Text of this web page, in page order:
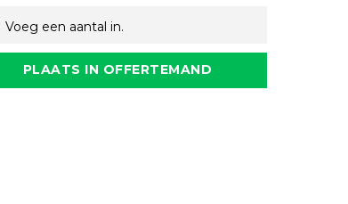
Voeg een aantal in.
PLAATS IN OFFERTEMAND